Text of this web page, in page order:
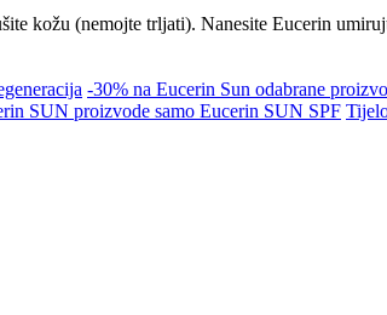
kožu (nemojte trljati). Nanesite Eucerin
-30% na Eucerin Sun odabrane
SUN proizvode samo Eucerin SUN SPF